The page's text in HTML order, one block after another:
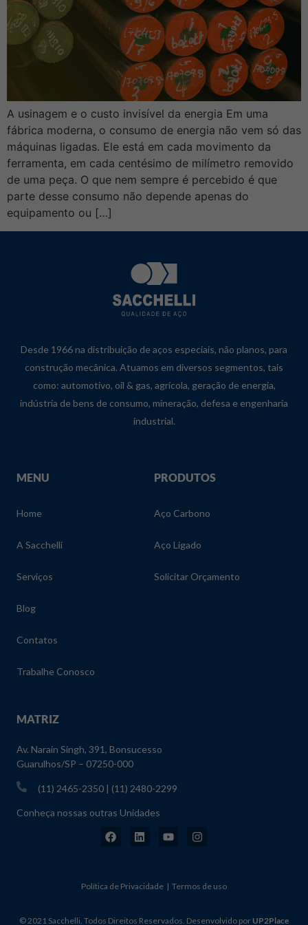
A usinagem e o custo invisível da energia Em uma
fábrica moderna, o consumo de energia não vem só das
máquinas ligadas. Ele está em cada movimento da
ferramenta, em cada centésimo de milímetro removido
de uma peça. O que nem sempre é percebido é que
parte desse consumo não depende apenas do
equipamento ou […]
Desde 1966 na distribuição de aços especiais, não planos, para
construção mecânica. Atuamos em diversos segmentos, tais
como: automotivo, oil & gas, agrícola, geração de energia,
indústria de bens de consumo, mineração, defesa e engenharia
industrial.
MENU
Home
A Sacchelli
Serviços
Blog
Contatos
Trabalhe Conosco
PRODUTOS
Aço Carbono
Aço Ligado
Solicitar Orçamento
MATRIZ
Av. Narain Singh, 391, Bonsucesso
Guarulhos/SP – 07250-000
(11) 2465-2350 | (11) 2480-2299
Conheça nossas outras Unidades
Política de Privacidade | Termos de uso
© 2021 Sacchelli. Todos Direitos Reservados. Desenvolvido por UP2Place